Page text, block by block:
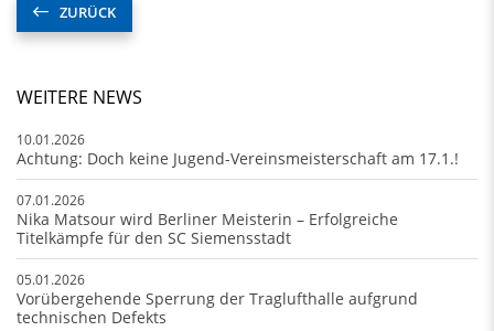
ZURÜCK
WEITERE NEWS
10.01.2026
Achtung: Doch keine Jugend-Vereinsmeisterschaft am 17.1.!
07.01.2026
Nika Matsour wird Berliner Meisterin – Erfolgreiche
Titelkämpfe für den SC Siemensstadt
05.01.2026
Vorübergehende Sperrung der Traglufthalle aufgrund
technischen Defekts